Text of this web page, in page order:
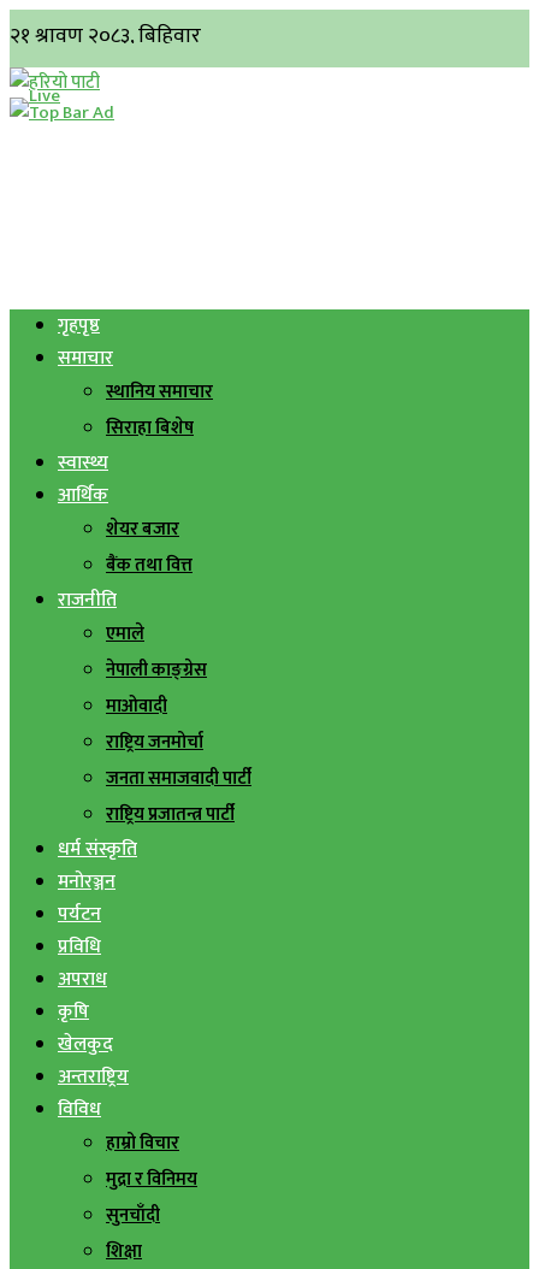
गृहपृष्ठ
समाचार
स्थानिय समाचार
सिराहा बिशेष
स्वास्थ्य
आर्थिक
शेयर बजार
बैंक तथा वित्त
राजनीति
एमाले
नेपाली काङ्ग्रेस
माओवादी
राष्ट्रिय जनमोर्चा
जनता समाजवादी पार्टी
राष्ट्रिय प्रजातन्त्र पार्टी
धर्म संस्कृति
मनोरञ्जन
पर्यटन
प्रविधि
अपराध
कृषि
खेलकुद
अन्तराष्ट्रिय
विविध
हाम्रो विचार
मुद्रा र विनिमय
सुनचाँदी
शिक्षा